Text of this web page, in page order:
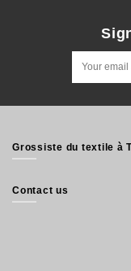
Grossiste du textile à
Contact us